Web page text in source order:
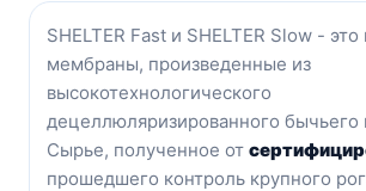
SHELTER Fast и SHELTER Slow -
мембраны, произведенные из
высокотехнологического
децеллюляризированного бычьего
Сырье, полученное от
прошедшего контроль крупного